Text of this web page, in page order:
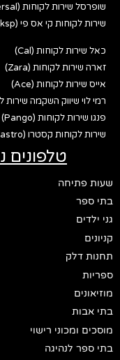
שופרסל שירות לקוחות (Shufersal)
שירות לקוחות קי אס פי (ksp)
כאל שירות לקוחות (Cal)
זארה שירות לקוחות (Zara)
אייס שירות לקוחות (Ace)
רמי לוי שיווק השקמה שירות
פנגו שירות לקוחות (Pango)
שירות לקוחות קסטרו (Castro)
טלפונים
שעות פתיחה
בתי ספר
גני ילדים
קניונים
תחנות דלק
ספריות
מוזיאונים
בתי אבות
מוסכים ומכוני רישוי
בתי ספר לנהיגה